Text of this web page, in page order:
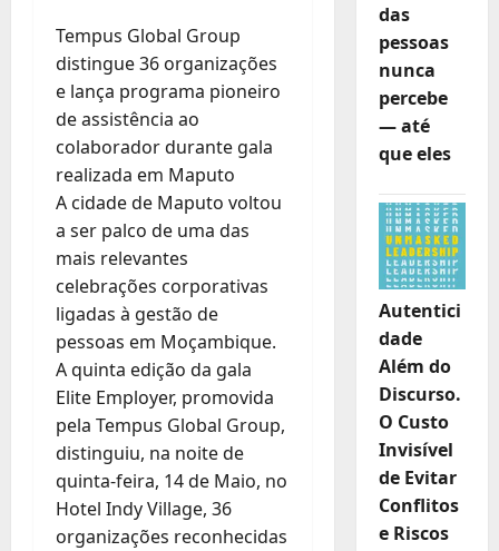
Tempus Global Group
distingue 36 organizações
e lança programa pioneiro
de assistência ao
colaborador durante gala
realizada em Maputo
A cidade de Maputo voltou
a ser palco de uma das
mais relevantes
celebrações corporativas
ligadas à gestão de
pessoas em Moçambique.
A quinta edição da gala
Elite Employer, promovida
pela Tempus Global Group,
distinguiu, na noite de
quinta-feira, 14 de Maio, no
Hotel Indy Village, 36
organizações reconhecidas
das
pessoas
nunca
percebe
— até
que eles
Autentici
dade
Além do
Discurso.
O Custo
Invisível
de Evitar
Conflitos
e Riscos